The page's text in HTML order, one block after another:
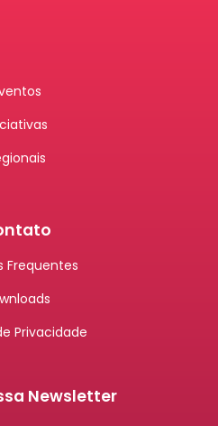
Frequentes
Privacidade
Newsletter